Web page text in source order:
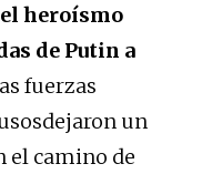
el heroísmo
de Putin a
fuerzas
un
el camino de